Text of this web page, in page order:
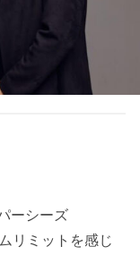
ーシーズ
リミットを感じ